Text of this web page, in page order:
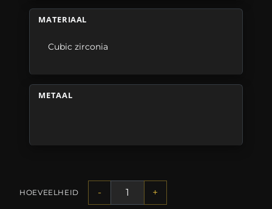
MATERIAAL
Cubic zirconia
METAAL
HOEVEELHEID - +